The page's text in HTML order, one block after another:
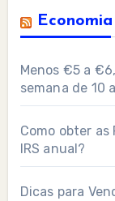
Menos €5 a
semana de 10
Como obter
IRS anual?
Dicas para